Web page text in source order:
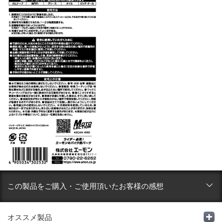
この製品をご購入・ご使用頂いたお客様の感想
オススメ製品